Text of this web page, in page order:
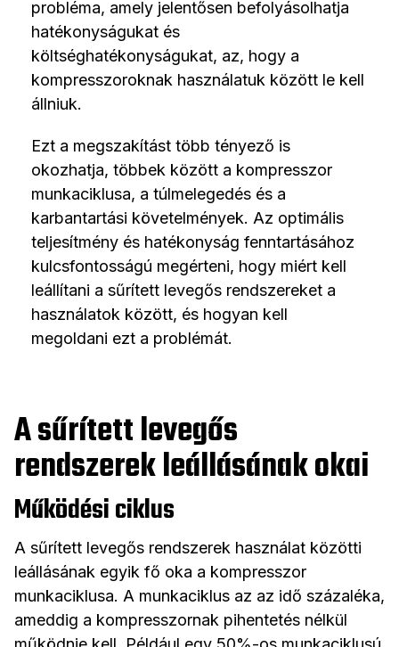
probléma, amely jelentősen befolyásolhatja
hatékonyságukat és
költséghatékonyságukat, az, hogy a
kompresszoroknak használatuk között le kell
állniuk.
Ezt a megszakítást több tényező is
okozhatja, többek között a kompresszor
munkaciklusa, a túlmelegedés és a
karbantartási követelmények. Az optimális
teljesítmény és hatékonyság fenntartásához
kulcsfontosságú megérteni, hogy miért kell
leállítani a sűrített levegős rendszereket a
használatok között, és hogyan kell
megoldani ezt a problémát.
A sűrített levegős
rendszerek leállásának okai
Működési ciklus
A sűrített levegős rendszerek használat közötti
leállásának egyik fő oka a kompresszor
munkaciklusa. A munkaciklus az az idő százaléka,
ameddig a kompresszornak pihentetés nélkül